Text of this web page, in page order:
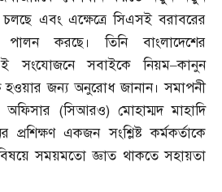
এবং এক্ষেত্রে সিএসই বরাবরের
করছে। তিনি বাংলাদেশের
সংযোজনে সবাইকে নিয়ম–কানুন
জন্য অনুরোধ জানান। সমাপনী
অফিসার (সিআরও) মোহাম্মদ মাহাদি
প্রশিক্ষণ একজন সংশ্লিষ্ট কর্মকর্তাকে
সময়মতো জ্ঞাত থাকতে সহায়তা